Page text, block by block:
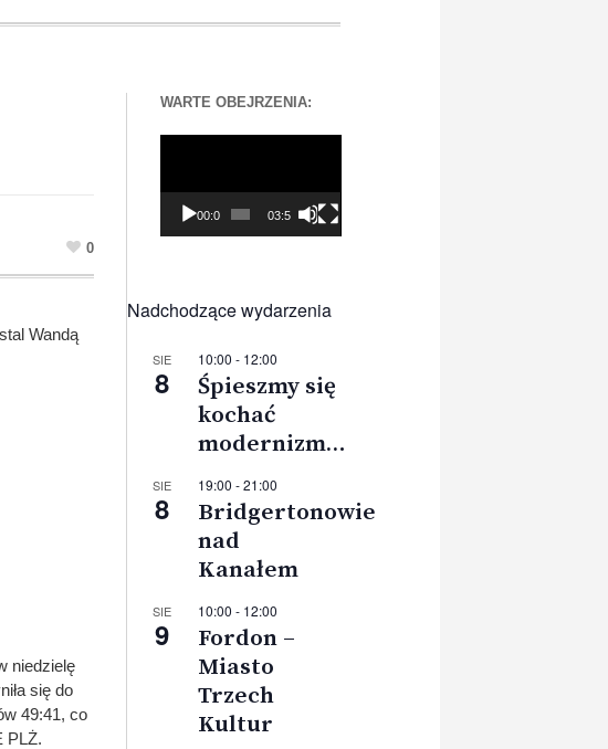
0
Wandą
niedzielę
się do
49:41, co
PLŻ.
WARTE OBEJRZENIA:
00:00 03:56
Nadchodzące wydarzenia
SIE
8
10:00 - 12:00
Śpieszmy się
kochać
modernizm…
SIE
8
19:00 -21:00
Bridgertonowie
nad
Kanałem
SIE
9
10:00 - 12:00
Fordon –
Miasto
Trzech
Kultur